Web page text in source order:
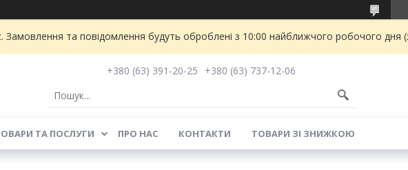
Замовлення та повідомлення будуть оброблені з 10:00 найближчого робочого дня
+380 (63) 391-20-25
+380 (63) 737-12-06
ТА ПОСЛУГИ ПРО НАС КОНТАКТИ ТОВАРИ ЗІ ЗНИЖКОЮ